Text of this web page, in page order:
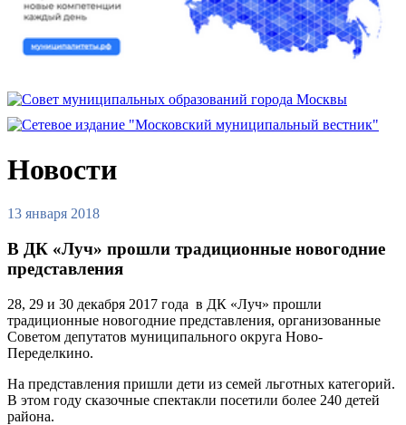
Новости
13 января 2018
В ДК «Луч» прошли традиционные новогодние
представления
28, 29 и 30 декабря 2017 года в ДК «Луч» прошли
традиционные новогодние представления, организованные
Советом депутатов муниципального округа Ново-
Переделкино.
На представления пришли дети из семей льготных категорий.
В этом году сказочные спектакли посетили более 240 детей
района.